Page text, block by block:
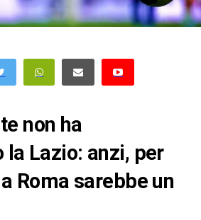
non ha
Lazio: anzi, per
Roma sarebbe un